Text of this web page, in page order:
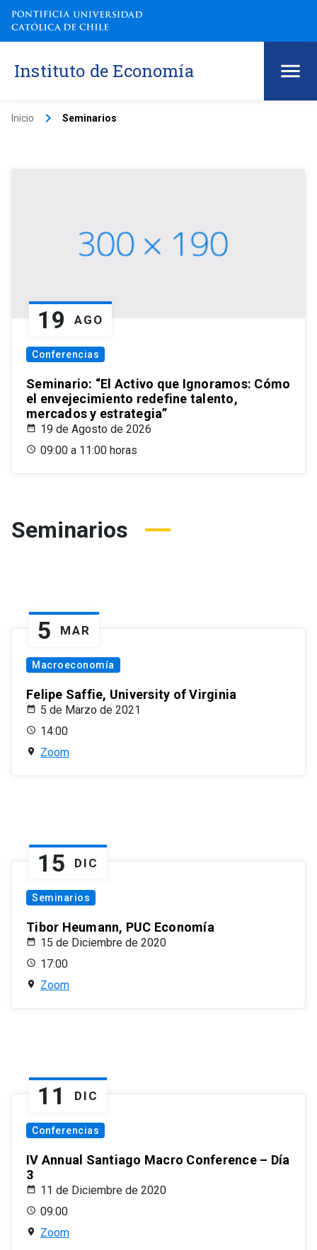
Instituto de Economía
Inicio keyboard_arrow_right Seminarios
19 AGO
Conferencias
Seminario: “El Activo que Ignoramos: Cómo
el envejecimiento redefine talento,
mercados y estrategia”
19 de Agosto de 2026
09:00 a 11:00 horas
Seminarios
5 MAR
Macroeconomía
Felipe Saffie, University of Virginia
5 de Marzo de 2021
14:00
Zoom
15 DIC
Seminarios
Tibor Heumann, PUC Economía
15 de Diciembre de 2020
17:00
Zoom
11 DIC
Conferencias
IV Annual Santiago Macro Conference – Día
3
11 de Diciembre de 2020
09:00
Zoom